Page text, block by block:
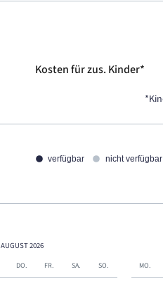
Kosten für zus. Kinder*
verfügbar nicht verfügbar
AUGUST2026
DO. FR. SA. SO. MO.